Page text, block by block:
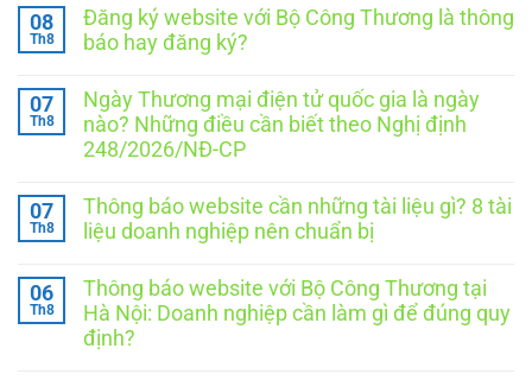
08
Th8
Đăng ký website với Bộ Công Thương là thông
báo hay đăng ký?
bình
luận
ở
Đăng
với
Bộ
Công
thông
báo
hay
đăng
ký?
07
Th8
Ngày Thương mại điện tử quốc gia là ngày
nào? Những điều cần biết theo Nghị định
248/2026/NĐ-CP
bình
luận
ở
Thương
mại
điện
tử
quốc
07
Th8
Thông báo website cần những tài liệu gì? 8 tài
liệu doanh nghiệp nên chuẩn bị
bình
luận
ở
Thông
06
Th8
Thông báo website với Bộ Công Thương tại
Hà Nội: Doanh nghiệp cần làm gì để đúng quy
định?